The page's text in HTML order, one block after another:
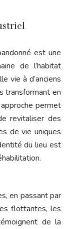
est une
de l’habitat
vie à d’anciens
transformant en
permet
revitaliser des
de vie uniques
du lieu est
en passant par
flottantes, les
de la